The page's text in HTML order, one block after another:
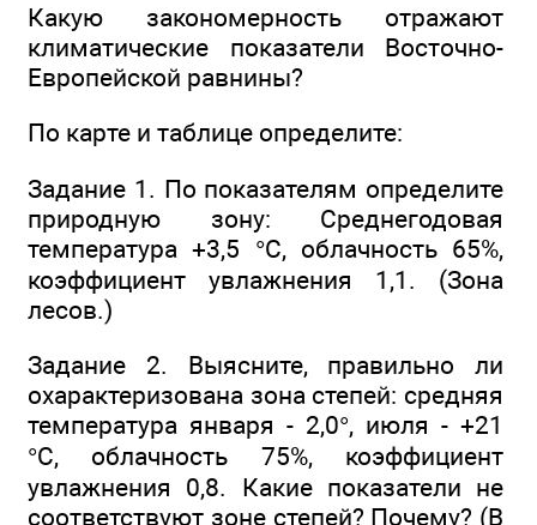
Какую закономерность отражают
климатические показатели Восточно-
Европейской равнины?
По карте и таблице определите:
Задание 1. По показателям определите
природную зону: Среднегодовая
температура +3,5 °С, облачность 65%,
коэффициент увлажнения 1,1. (Зона
лесов.)
Задание 2. Выясните, правильно ли
охарактеризована зона степей: средняя
температура января - 2,0°, июля - +21
°С, облачность 75%, коэффициент
увлажнения 0,8. Какие показатели не
соответствуют зоне степей? Почему? (В